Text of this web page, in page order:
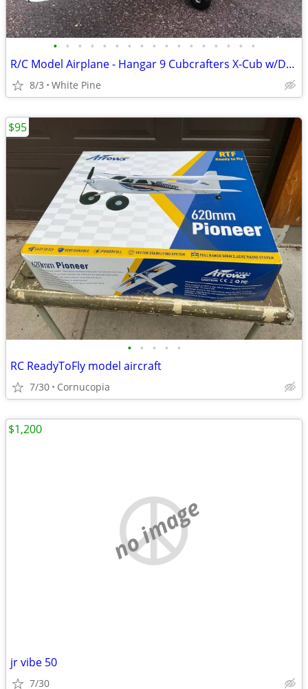
• • • • • • • • • • • • • • • • •
R/C Model Airplane - Hangar 9 Cubcrafters X-Cub w/DLE 60cc Twin Gas En
8/3 White Pine
• • • • •
RC ReadyToFly model aircraft
7/30 Cornucopia
$95
no image
jr vibe 50
7/30
$1,200